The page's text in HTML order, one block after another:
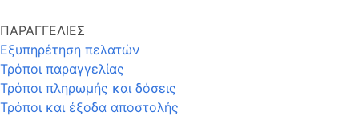
ΠΑΡΑΓΓΕΛΙΕΣ
Εξυπηρέτηση πελατών
Τρόποι παραγγελίας
Τρόποι πληρωμής και δόσεις
Τρόποι και έξοδα αποστολής